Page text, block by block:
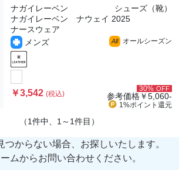
ナガイレーベン
シューズ（靴）
ナガイレーベン ナウェイ 2025
ナースウェア
メンズ
All オールシーズン
￥3,542(税込)
30% OFF
参考価格￥5,060-
1%ポイント 還元
（1件中、1～1件目）
つからない場合、お探しいたします。
ムからお問い合わせください。